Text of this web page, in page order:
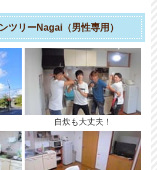
ツリーNagai（男性専用）
自炊も大丈夫！